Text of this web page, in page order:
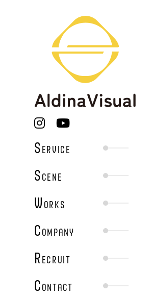
SERVICE
SCENE
WORKS
COMPANY
RECRUIT
CONTACT